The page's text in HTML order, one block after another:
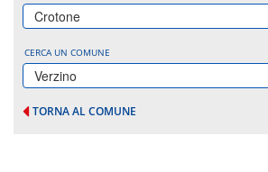
Crotone
CERCA UN COMUNE
Verzino
TORNA AL COMUNE